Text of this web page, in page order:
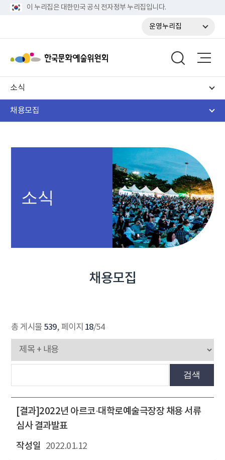
이 누리집은 대한민국 공식 전자정부 누리집입니다.
운영누리집
소식
채용모집
소식
채용모집
총 게시물 539, 페이지 18/54
검색
[결과]2022년 아르코·대학로예술극장장 채용 서류
심사 결과발표
2022.01.12